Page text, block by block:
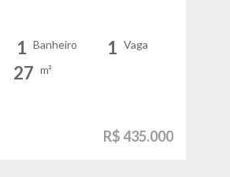
1 Banheiro 1 Vaga
27 m²
R$ 435.000